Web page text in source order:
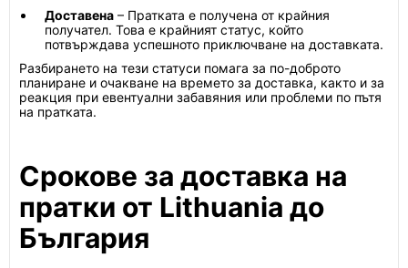
Доставена – Пратката е получена от крайния
получател. Това е крайният статус, който
потвърждава успешното приключване на доставката.
Разбирането на тези статуси помага за по-доброто
планиране и очакване на времето за доставка, както и за
реакция при евентуални забавяния или проблеми по пътя
на пратката.
Срокове за доставка на
пратки от Lithuania до
България